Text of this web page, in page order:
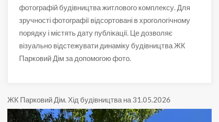
фотографій будівництва житлового комплексу. Для
зручності фотографії відсортовані в хрогологічному
порядку і містять дату публікації. Це дозволяє
візуально відстежувати динаміку будівництва ЖК
Парковий Дім за допомогою фото.
ЖК Парковий Дім. Хід будівництва на 31.05.2026